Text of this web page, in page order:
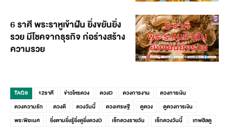
6 ราศี พระราหูเข้าฝัน ยิ่งขยันยิ่ง
รวย มีโชคจากธุรกิจ ก่อร่างสร้าง
ความรวย
TAGS 12ราศี ข่าวโหรดวง ดวงD ดวงการงาน
ดวงการเงิน
ดวงความรัก
ดวงดี ดวงวันนี้ ดวงเศรษฐี ดูดวง
ดูดวงการเงิน
พระพิฆเนศ
ยิ่งตามยิ่งรู้ยิ่งดูยิ่งดวงD เช็กดวงรายวัน เช็กดวงวันนี้ เทพฮิลดู